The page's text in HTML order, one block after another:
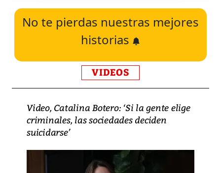
No te pierdas nuestras mejores
historias
VIDEOS
Video, Catalina Botero: ‘Si la gente elige
criminales, las sociedades deciden
suicidarse’